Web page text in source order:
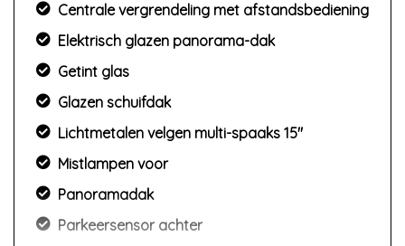
Centrale vergrendeling met afstandsbediening
Elektrisch glazen panorama-dak
Getint glas
Glazen schuifdak
Lichtmetalen velgen multi-spaaks 15"
Mistlampen voor
Panoramadak
Parkeersensor achter